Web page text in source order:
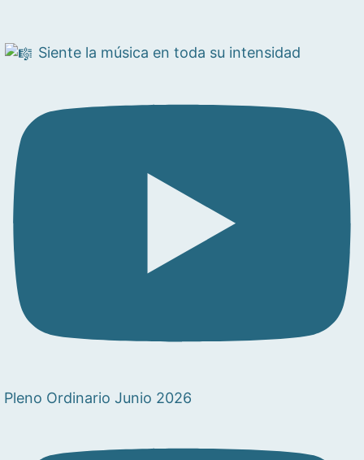
Siente la música en toda su intensidad
Pleno Ordinario Junio 2026